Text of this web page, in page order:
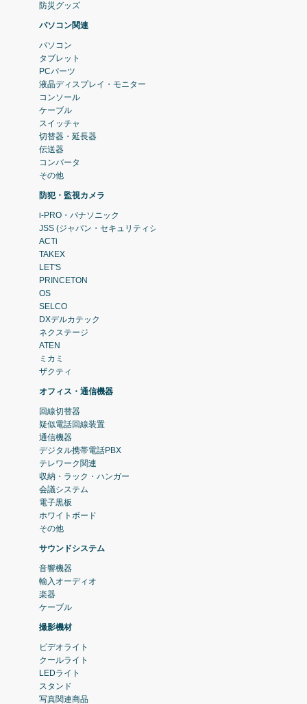
防災グッズ
パソコン関連
パソコン
タブレット
PCパーツ
液晶ディスプレイ・モニター
コンソール
ケーブル
スイッチャ
切替器・延長器
伝送器
コンバータ
その他
防犯・監視カメラ
i-PRO・パナソニック
JSS (ジャパン・セキュリティシステム)
ACTi
TAKEX
LET'S
PRINCETON
OS
SELCO
DXデルカテック
ネクステージ
ATEN
ミカミ
ザクティ
オフィス・通信機器
回線切替器
疑似電話回線装置
通信機器
デジタル携帯電話PBX
テレワーク関連
収納・ラック・ハンガー
会議システム
電子黒板
ホワイトボード
その他
サウンドシステム
音響機器
輸入オーディオ
楽器
ケーブル
撮影機材
ビデオライト
クールライト
LEDライト
スタンド
写真関連商品